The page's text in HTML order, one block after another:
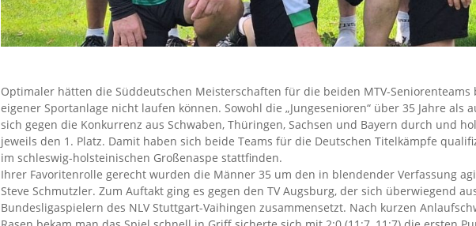
Optimaler hätten die Süddeutschen Meisterschaften für die beiden MTV-
eigener Sportanlage nicht laufen können. Sowohl die „Jungesenioren“ über 35 Jahre als
sich gegen die Konkurrenz aus Schwaben, Thüringen, Sachsen und Bayern durch und
jeweils den 1. Platz. Damit haben sich beide Teams für die Deutschen Titelkämpfe
im schleswig-holsteinischen Großenaspe stattfinden.
Ihrer Favoritenrolle gerecht wurden die Männer 35 um den in blendender Verfassung
Steve Schmutzler. Zum Auftakt ging es gegen den TV Augsburg, der sich überwiegend
Bundesligaspielern des NLV Stuttgart-Vaihingen zusammensetzt. Nach kurzen